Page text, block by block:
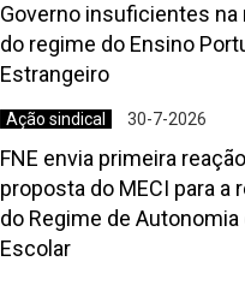
Governo insuficientes na
do regime do Ensino
Estrangeiro
Ação sindical 30-7-2026
FNE envia primeira
proposta do MECI para a
do Regime de Autonomia
Escolar